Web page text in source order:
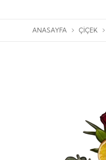
ANASAYFA ÇIÇEK